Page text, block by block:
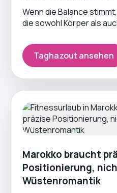
Wenn die Balance
die sowohl Körper als
Taghazout ansehen
Marokko braucht
Positionierung,
Wüstenromantik